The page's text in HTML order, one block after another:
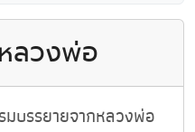
ลวงพ่อ
บรรยายจากหลวงพ่อ